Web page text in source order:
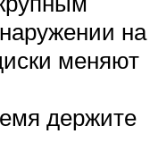
на
меняют
держите